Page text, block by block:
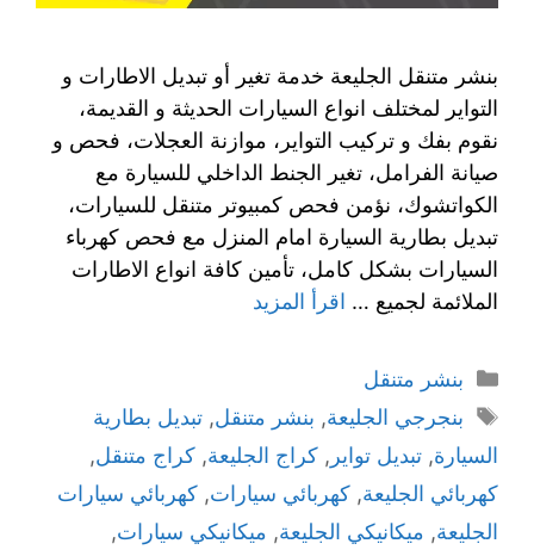
بنشر متنقل الجليعة خدمة تغير أو تبديل الاطارات و
التواير لمختلف انواع السيارات الحديثة و القديمة،
نقوم بفك و تركيب التواير، موازنة العجلات، فحص و
صيانة الفرامل، تغير الجنط الداخلي للسيارة مع
الكواتشوك، نؤمن فحص كمبيوتر متنقل للسيارات،
تبديل بطارية السيارة امام المنزل مع فحص كهرباء
السيارات بشكل كامل، تأمين كافة انواع الاطارات
الملائمة لجميع … اقرأ المزيد
بنشر متنقل
بنجرجي الجليعة, بنشر متنقل, تبديل بطارية
السيارة, تبديل تواير , كراج الجليعة, كراج متنقل,
كهربائي الجليعة, كهربائي سيارات, كهربائي سيارات
الجليعة, ميكانيكي الجليعة, ميكانيكي سيارات,